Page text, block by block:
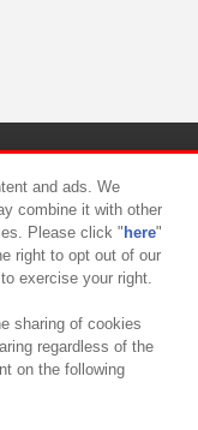
ハラスメント対応方針
and ads. We
combine it with other
Please click " here"
right to opt out of our
exercise your right.
sharing of cookies
regardless of the
on the following